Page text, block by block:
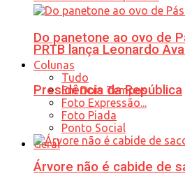
PRTB lança Leonardo
Presidência da República
Geral
Do panetone ao ovo de
Colunas
Tudo
Em Dois Tempos
Foto Expressão...
Foto Piada
Ponto Social
Árvore não é cabide de